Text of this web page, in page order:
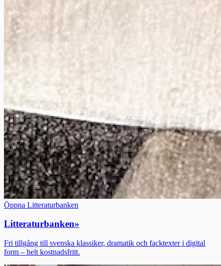
Öppna Litteraturbanken
Litteraturbanken»
Fri tillgång till svenska klassiker, dramatik och facktexter i digital
form – helt kostnadsfritt.